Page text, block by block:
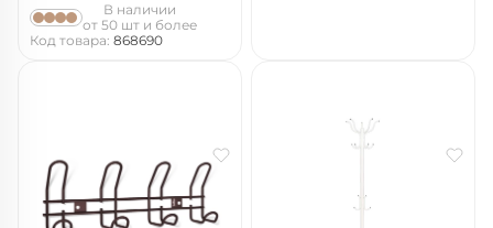
В наличии
от 50 шт и более
Код товара: 868690